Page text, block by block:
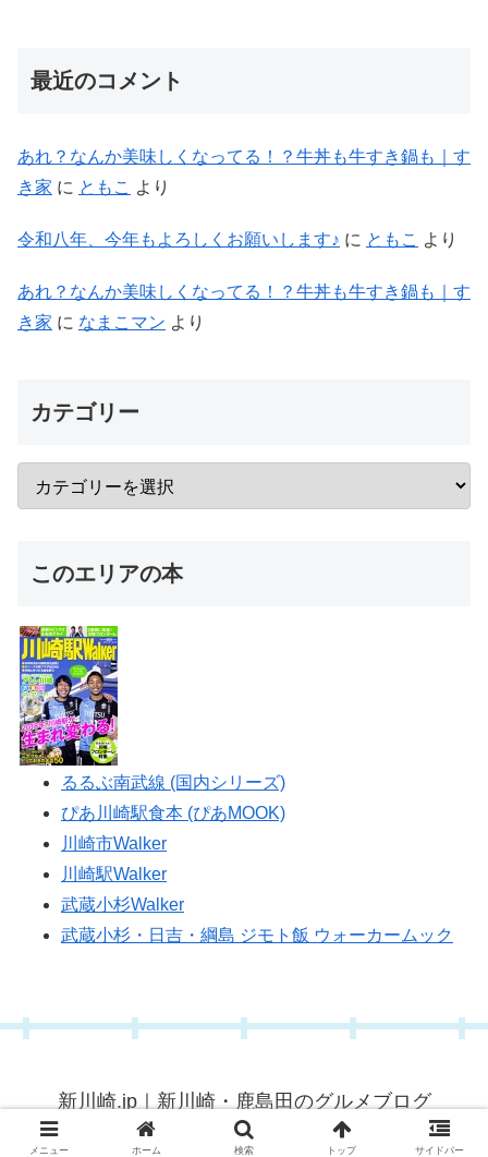
最近のコメント
あれ？なんか美味しくなってる！？牛丼も牛すき鍋も｜す
き家 に ともこ より
令和八年、今年もよろしくお願いします♪ に ともこ より
あれ？なんか美味しくなってる！？牛丼も牛すき鍋も｜す
き家 に なまこマン より
カテゴリー
このエリアの本
るるぶ南武線 (国内シリーズ)
ぴあ川崎駅食本 (ぴあMOOK)
川崎市Walker
川崎駅Walker
武蔵小杉Walker
武蔵小杉・日吉・綱島 ジモト飯 ウォーカームック
新川崎.jp｜新川崎・鹿島田のグルメブログ
© 2015 新川崎.jp｜新川崎・鹿島田のグルメブログ.
メニュー ホーム 検索 トップ サイドバー